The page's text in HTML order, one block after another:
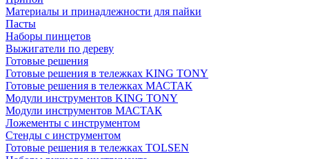
Материалы и принадлежности для пайки
Пасты
Наборы пинцетов
Выжигатели по дереву
Готовые решения
Готовые решения в тележках KING TONY
Готовые решения в тележках МАСТАК
Модули инструментов KING TONY
Модули инструментов МАСТАК
Ложементы с инструментом
Стенды с инструментом
Готовые решения в тележках TOLSEN